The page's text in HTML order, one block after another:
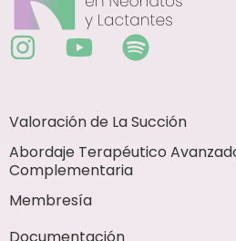
Valoración de La Succión
Abordaje Terapéutico
Complementaria
Membresía
Documentación